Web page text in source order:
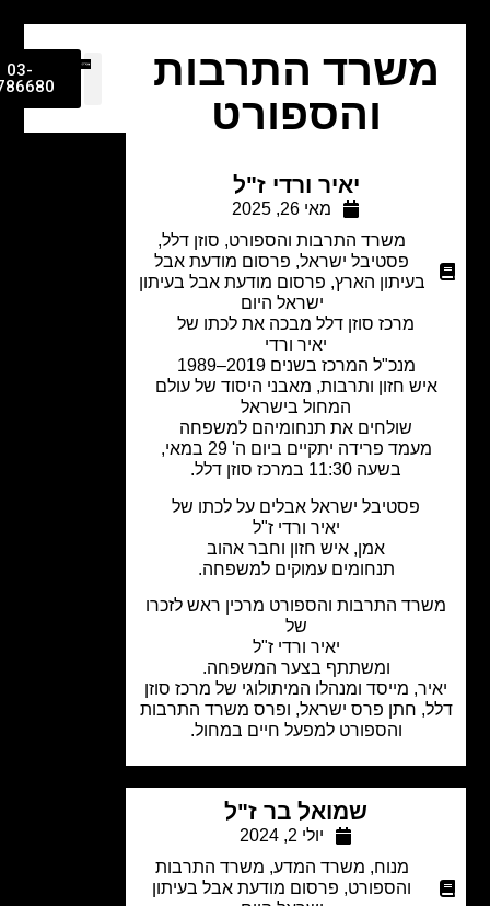
התרבות
והספורט
יאיר ורדי ז"ל
מאי 26, 2025
משרד התרבות והספורט,סוזן דלל ,
פסטיבל ישראל, פרסום מודעת אבל
בעיתון הארץ,פרסום מודעת אבל בעיתון
ישראל היום
מרכז סוזן דלל מבכה את לכתו של
יאיר ורדי
מנכ"ל המרכז בשנים 2019–1989
חזון ותרבות, מאבני היסוד של עולם
המחול בישראל
שולחים את תנחומיהם למשפחה
מעמד פרידה יתקיים ביום ה' 29 במאי,
פסטיבל ישראל אבלים על לכתו של
יאיר ורדי ז"ל
אמן, איש חזון וחבר אהוב
תנחומים עמוקים למשפחה.
התרבות והספורט מרכין ראש לזכרו
יאיר ורדי ז"ל
ומשתתף בצער המשפחה.
מייסד ומנהלו המיתולוגי של מרכז סוזן
חתן פרס ישראל, ופרס משרד התרבות
והספורט למפעל חיים במחול.
שמואל בר ז"ל
משרד המדע,משרד התרבות
והספורט,פרסום מודעת אבל בעיתון
03-
9786680